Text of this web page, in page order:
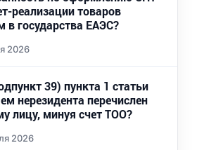
реализации товаров
государства ЕАЭС?
2026
39) пункта 1 статьи
нерезидента перечислен
лицу, минуя счет ТОО?
2026